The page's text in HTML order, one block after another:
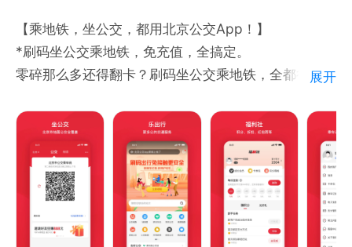
【乘地铁，坐公交，都用北京公交App！】
*刷码坐公交乘地铁，免充值，全搞定。
零碎那么多还得翻卡？刷码坐公交乘地铁，全都行。
查，自助补登不伤钱。
隔三差五就得充钱？刷码坐公交乘地铁，免充值，先乘
车后付费。
【查公交、等公交，也用北京公交App！】
北京公交集团官方数据，线路信息、站点位置、车辆信
息更精准！
展开